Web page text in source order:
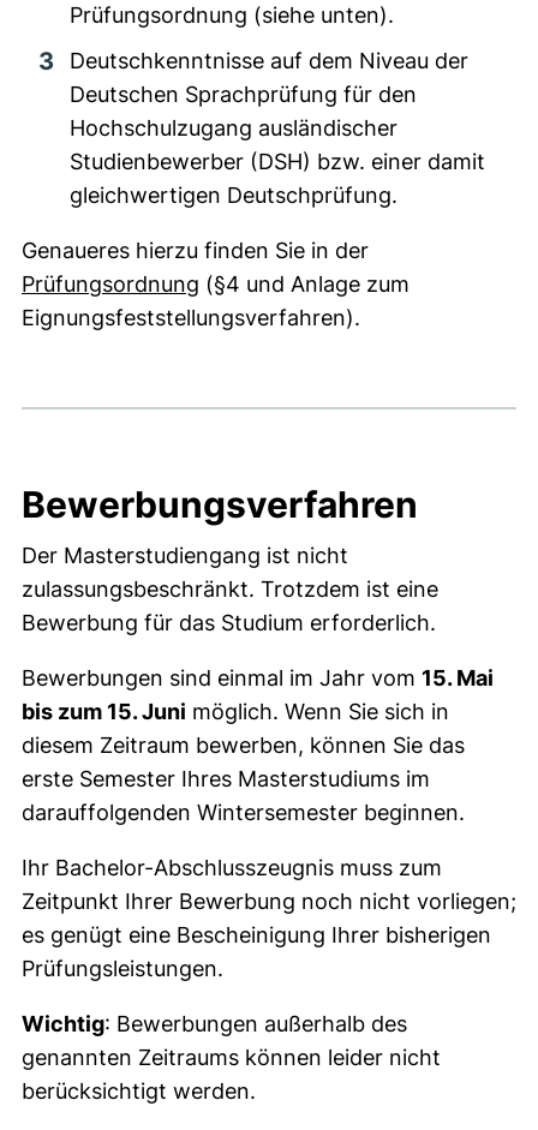
Prüfungsordnung (siehe unten).
Deutschkenntnisse auf dem Niveau der
Deutschen Sprachprüfung für den
Hochschulzugang ausländischer
Studienbewerber (DSH) bzw. einer damit
gleichwertigen Deutschprüfung.
Genaueres hierzu finden Sie in der
Prüfungsordnung (externer Link, öffnet neues
(§4 und Anlage zum
Eignungsfeststellungsverfahren).
Bewerbungsverfahren
Der Masterstudiengang ist nicht
zulassungsbeschränkt. Trotzdem ist eine
Bewerbung für das Studium erforderlich.
Bewerbungen sind einmal im Jahr vom 15. Mai
bis zum 15. Juni möglich. Wenn Sie sich in
diesem Zeitraum bewerben, können Sie das
erste Semester Ihres Masterstudiums im
darauffolgenden Wintersemester beginnen.
Ihr Bachelor-Abschlusszeugnis muss zum
Zeitpunkt Ihrer Bewerbung noch nicht vorliegen;
es genügt eine Bescheinigung Ihrer bisherigen
Prüfungsleistungen.
Wichtig: Bewerbungen außerhalb des
genannten Zeitraums können leider nicht
berücksichtigt werden.